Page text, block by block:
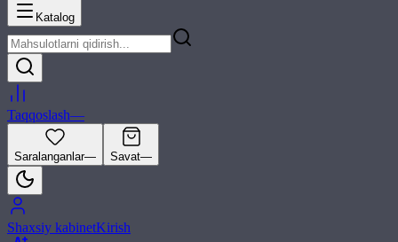
Katalog
Taqqoslash—
Saralanganlar— Savat—
Shaxsiy kabinetKirish